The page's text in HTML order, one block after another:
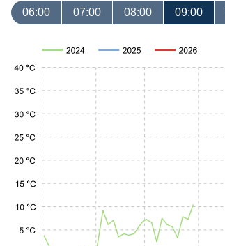
06:00 07:00 08:00 09:00